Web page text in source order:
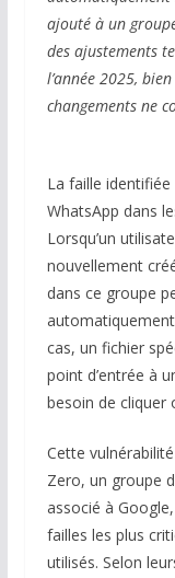
ajouté à un
des ajustements
l’année 2025,
changements ne
La faille
WhatsApp dans
Lorsqu’un
nouvellement
dans ce groupe
cas, un fichier
point d’entrée à
besoin de cliquer
Cette
Zero, un groupe
associé à
failles les plus
utilisés. Selon